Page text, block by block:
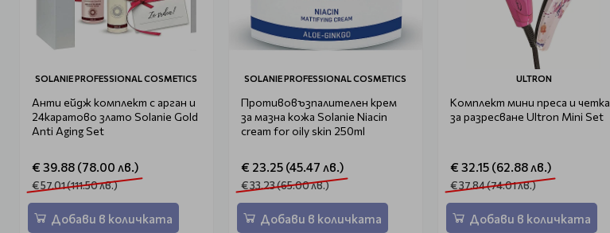
SOLANIE PROFESSIONAL COSMETICS
Анти ейдж комплект с арган и
24каратово злато Solanie Gold
Anti Aging Set
€ 39.88 (78.00 лв.)
€ 57.01 (111.50 лв.)
Добави в количката
SOLANIE PROFESSIONAL COSMETICS
Противовъзпалителен крем
за мазна кожа Solanie Niacin
cream for oily skin 250ml
€ 23.25 (45.47 лв.)
€ 33.23 (65.00 лв.)
Добави в количката
ULTRON
Комплект мини преса и четка
за разресване Ultron Mini Set
€ 32.15 (62.88 лв.)
€ 37.84 (74.01 лв.)
Добави в количката